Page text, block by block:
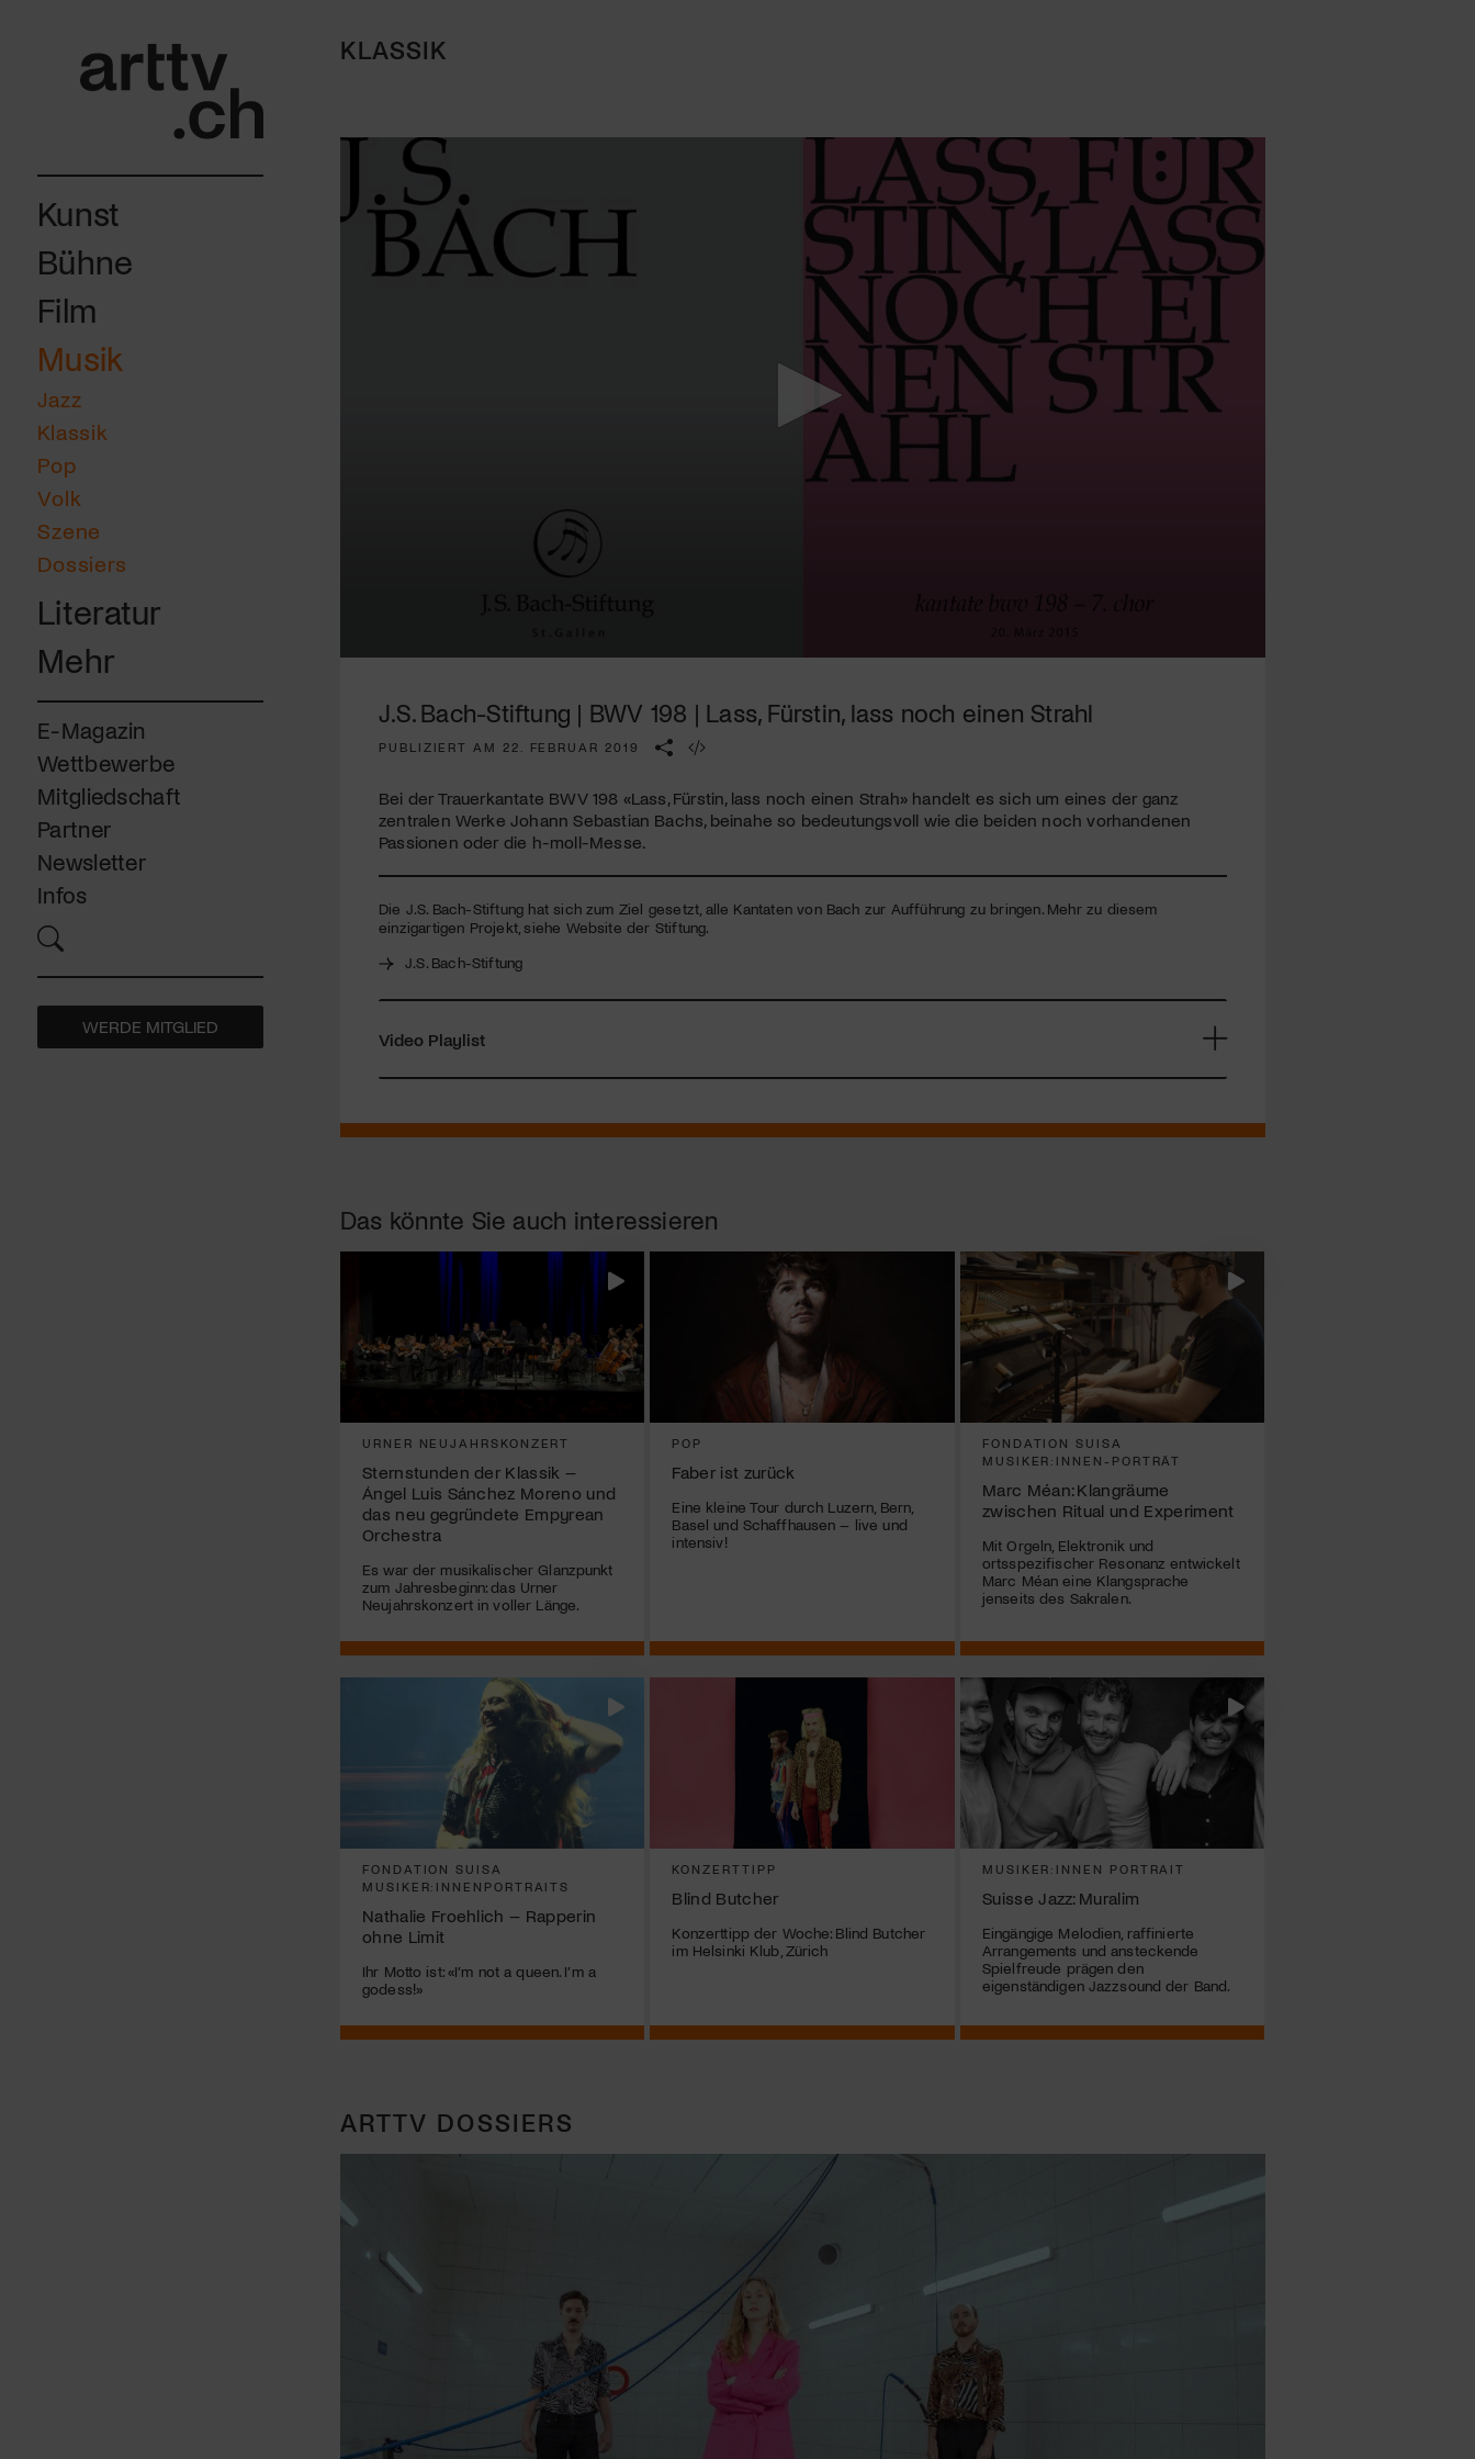
Kunst
Bühne
Film
Musik
Jazz
Klassik
Pop
Volk
Szene
Dossiers
Literatur
Mehr
E-Magazin
Wettbewerbe
Mitgliedschaft
Partner
Newsletter
Infos
WERDE MITGLIED
KLASSIK
J.S. Bach-Stiftung | BWV 198 | Lass, Fürstin, lass noch einen Strahl
PUBLIZIERT AM 22. FEBRUAR 2019
Bei der Trauerkantate BWV198 «Lass, Fürstin, lass noch einen Strah» handelt es sich um eines der ganz
zentralen Werke Johann Sebastian Bachs, beinahe so bedeutungsvoll wie die beiden noch vorhandenen
Passionen oder die h-moll-Messe.
Die J.S. Bach-Stiftung hat sich zum Ziel gesetzt, alle Kantaten von Bach zur Aufführung zu bringen. Mehr zu diesem
einzigartigen Projekt, siehe Website der Stiftung.
J.S. Bach-Stiftung
Video Playlist
Das könnte Sie auch interessieren
URNER NEUJAHRSKONZERT
Sternstunden der Klassik –
Ángel Luis Sánchez Moreno und
das neu gegründete Empyrean
Orchestra
Es war der musikalischer Glanzpunkt
zum Jahresbeginn: das Urner
Neujahrskonzert in voller Länge.
POP
Faber ist zurück
Eine kleine Tour durch Luzern, Bern,
Basel und Schaffhausen – live und
intensiv!
FONDATION SUISA
MUSIKER:INNEN-PORTRÄT
Marc Méan: Klangräume
zwischen Ritual und Experiment
Mit Orgeln, Elektronik und
ortsspezifischer Resonanz entwickelt
Marc Méan eine Klangsprache
jenseits des Sakralen.
FONDATION SUISA
MUSIKER:INNENPORTRAITS
Nathalie Froehlich – Rapperin
ohne Limit
Ihr Motto ist: «I’m not a queen. I’m a
godess!»
KONZERTTIPP
Blind Butcher
Konzerttipp der Woche: Blind Butcher
im Helsinki Klub, Zürich
MUSIKER:INNEN PORTRAIT
Suisse Jazz: Muralim
Eingängige Melodien, raffinierte
Arrangements und ansteckende
Spielfreude prägen den
eigenständigen Jazzsound der Band.
ARTTV DOSSIERS
Engagiere dich als Kulturliebhaber:in, Kulturschaffende(r) oder
Kulturinstitution und unterstütze unsere Arbeit.
Mit deiner Mitgliedschaft erhältst du kostenlosen Zugang zu
diversen Kulturevents.